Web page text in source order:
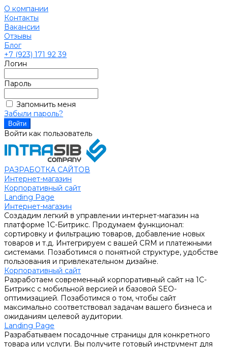
О компании
Контакты
Вакансии
Отзывы
Блог
+7 (923) 171 92 39
Логин
Пароль
Запомнить меня
Забыли пароль?
Войти как пользователь
РАЗРАБОТКА САЙТОВ
Интернет-магазин
Корпоративный сайт
Landing Page
Интернет-магазин
Создадим легкий в управлении интернет-магазин на
платформе 1С-Битрикс. Продумаем функционал:
сортировку и фильтрацию товаров, добавление новых
товаров и т.д. Интегрируем с вашей CRM и платежными
системами. Позаботимся о понятной структуре, удобстве
пользования и привлекательном дизайне.
Корпоративный сайт
Разработаем современный корпоративный сайт на 1С-
Битрикс с мобильной версией и базовой SEO-
оптимизацией. Позаботимся о том, чтобы сайт
максимально соответствовал задачам вашего бизнеса и
ожиданиям целевой аудитории.
Landing Page
Разрабатываем посадочные страницы для конкретного
товара или услуги. Вы получите готовый инструмент для